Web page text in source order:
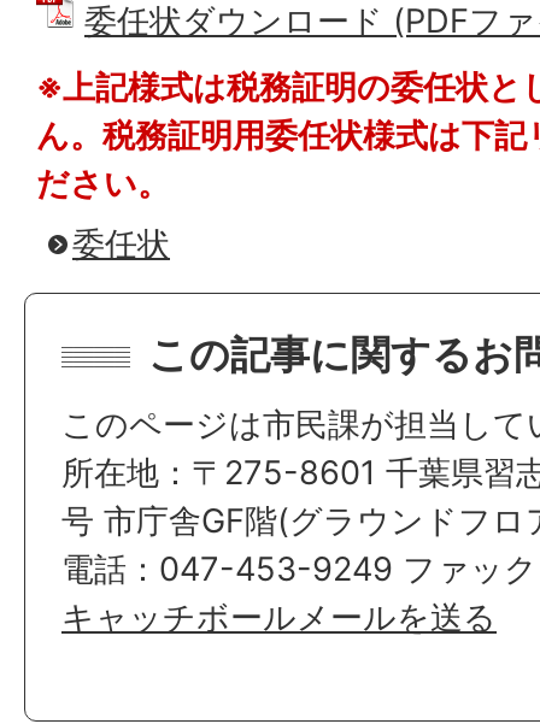
委任状ダウンロード (PDFフ
※上記様式は税務証明の委任状と
ん。税務証明用委任状様式は下
ださい。
委任状
この記事に関するお
このページは市民課が担当して
所在地：〒275-8601 千葉県習
号 市庁舎GF階(グラウンドフロ
電話：047-453-9249 ファッ
キャッチボールメールを送る